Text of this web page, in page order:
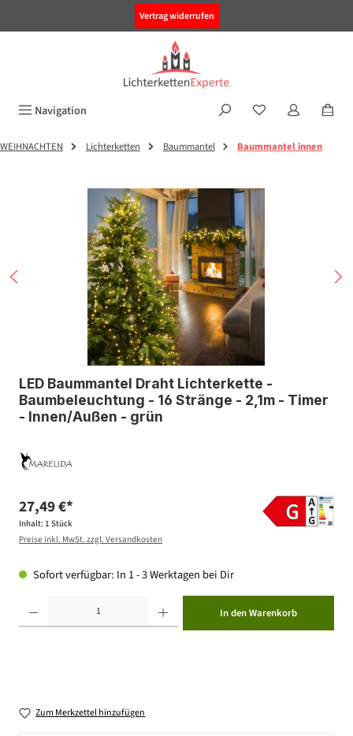
Vertrag widerrufen
Navigation
WEIHNACHTEN Lichterketten Baummantel Baummantel innen
Bildergalerie überspringen
LED Baummantel Draht Lichterkette -
Baumbeleuchtung - 16 Stränge - 2,1m - Timer
- Innen/Außen - grün
27,49 €*
Inhalt: 1 Stück
Preise inkl. MwSt. zzgl. Versandkosten
Sofort verfügbar: In 1 - 3 Werktagen bei Dir
In den Warenkorb
Zum Merkzettel hinzufügen